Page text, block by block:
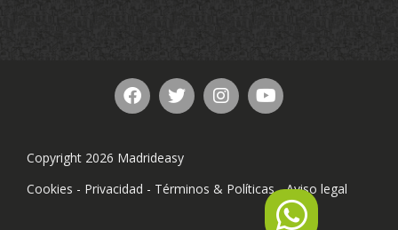
Copyright 2026 Madrideasy
Cookies - Privacidad - Términos & Políticas-Aviso legal